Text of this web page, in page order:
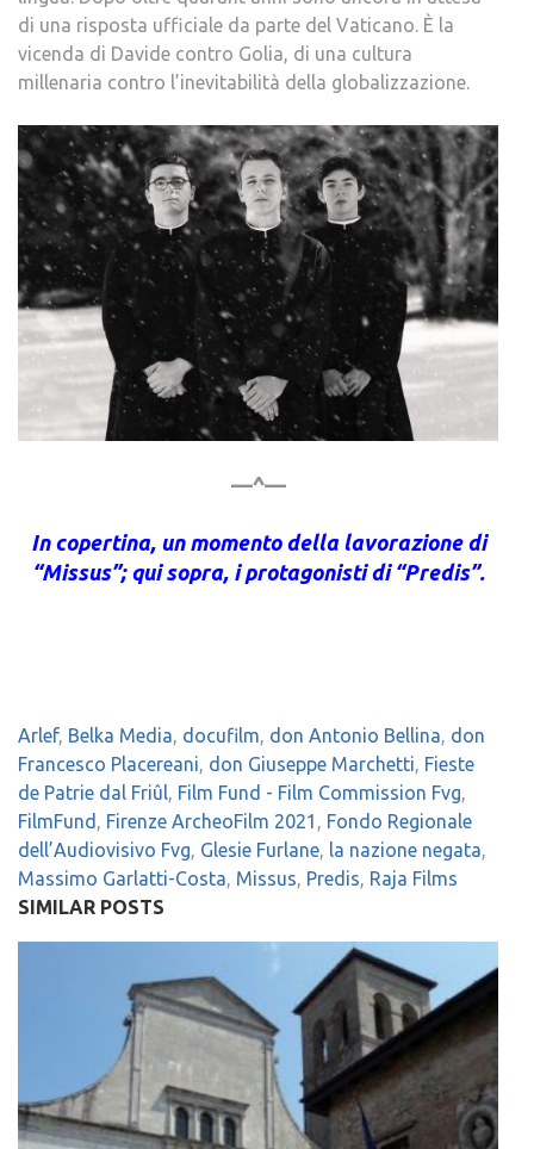
di una risposta ufficiale da parte del Vaticano. È la
vicenda di Davide contro Golia, di una cultura
millenaria contro l’inevitabilità della globalizzazione.
—^—
In copertina, un momento della lavorazione di
“Missus”; qui sopra, i protagonisti di “Predis”.
Arlef, Belka Media docufilm don Antonio Bellina don
Francesco Placereani don Giuseppe Marchetti Fieste
de Patrie dal Friûl
Film Fund - Film Commission Fvg
FilmFund
Firenze ArcheoFilm 2021
Fondo Regionale
dell’Audiovisivo Fvg Glesie Furlane la nazione negata
Massimo Garlatti-Costa Missus Predis Raja Films
SIMILAR POSTS